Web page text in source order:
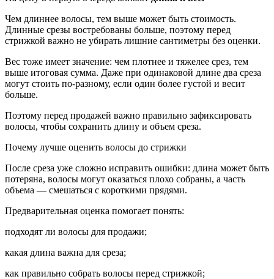
Чем длиннее волосы, тем выше может быть стоимость.
Длинные срезы востребованы больше, поэтому перед
стрижкой важно не убирать лишние сантиметры без оценки.
Вес тоже имеет значение: чем плотнее и тяжелее срез, тем
выше итоговая сумма. Даже при одинаковой длине два среза
могут стоить по-разному, если один более густой и весит
больше.
Поэтому перед продажей важно правильно зафиксировать
волосы, чтобы сохранить длину и объем среза.
Почему лучше оценить волосы до стрижки
После среза уже сложно исправить ошибки: длина может быть
потеряна, волосы могут оказаться плохо собраны, а часть
объема — смешаться с короткими прядями.
Предварительная оценка помогает понять:
подходят ли волосы для продажи;
какая длина важна для среза;
как правильно собрать волосы перед стрижкой;